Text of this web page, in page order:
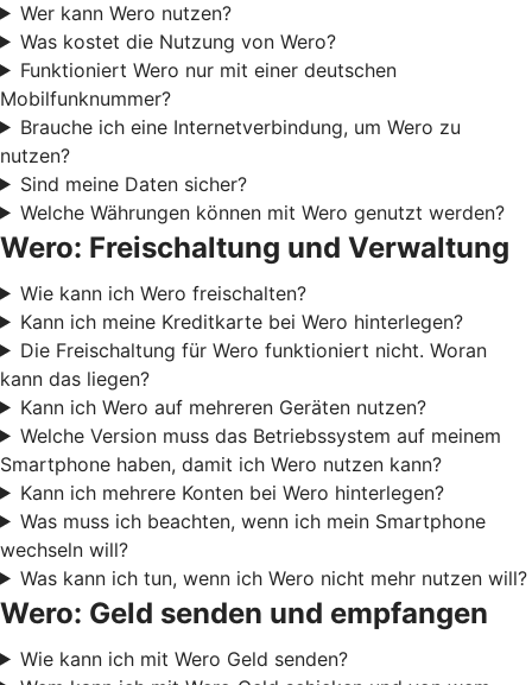
Wer kann Wero nutzen?
Was kostet die Nutzung von Wero?
Funktioniert Wero nur mit einer deutschen
Mobilfunknummer?
Brauche ich eine Internetverbindung, um Wero zu
nutzen?
Sind meine Daten sicher?
Welche Währungen können mit Wero genutzt werden?
Wero: Freischaltung und Verwaltung
Wie kann ich Wero freischalten?
Kann ich meine Kreditkarte bei Wero hinterlegen?
Die Freischaltung für Wero funktioniert nicht. Woran
kann das liegen?
Kann ich Wero auf mehreren Geräten nutzen?
Welche Version muss das Betriebssystem auf meinem
Smartphone haben, damit ich Wero nutzen kann?
Kann ich mehrere Konten bei Wero hinterlegen?
Was muss ich beachten, wenn ich mein Smartphone
wechseln will?
Was kann ich tun, wenn ich Wero nicht mehr nutzen will?
Wero: Geld senden und empfangen
Wie kann ich mit Wero Geld senden?